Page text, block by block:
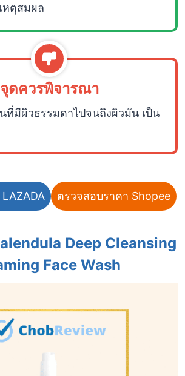
หตุสมผล
จุดควรพิจารณา
ที่มีผิวธรรมดาไปจนถึงผิวมัน เป็น
ตรวจสอบราคา Shopee
Deep Cleansing
Face Wash